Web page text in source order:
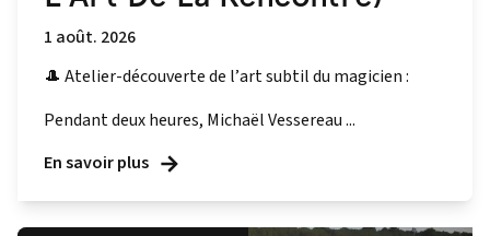
1 août. 2026
🎩 Atelier-découverte de l’art subtil du magicien :
Pendant deux heures, Michaël Vessereau ...
En savoir plus